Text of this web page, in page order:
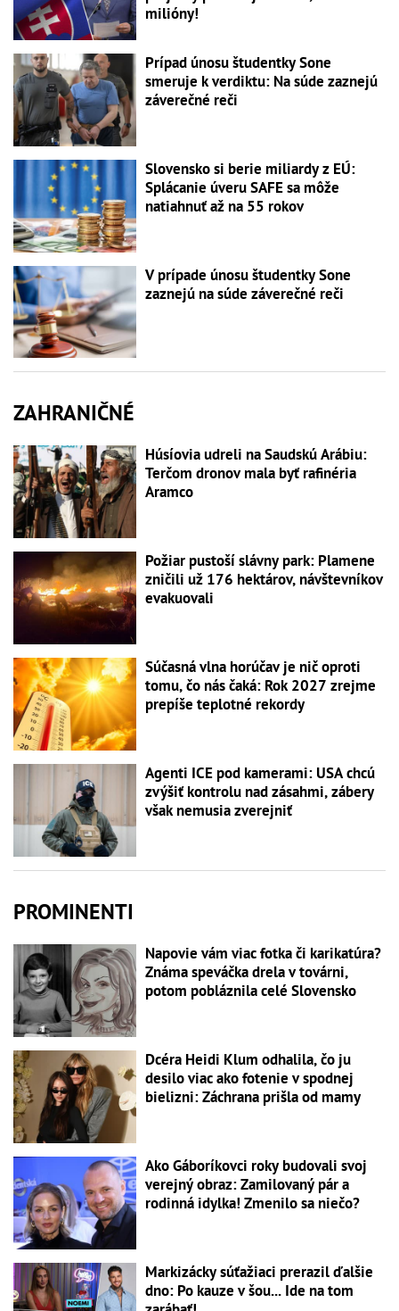
milióny!
Prípad únosu študentky Sone
smeruje k verdiktu: Na súde zaznejú
záverečné reči
Slovensko si berie miliardy z EÚ:
Splácanie úveru SAFE sa môže
natiahnuť až na 55 rokov
V prípade únosu študentky Sone
zaznejú na súde záverečné reči
ZAHRANIČNÉ
Húsíovia udreli na Saudskú Arábiu:
Terčom dronov mala byť rafinéria
Aramco
Požiar pustoší slávny park: Plamene
zničili už 176 hektárov, návštevníkov
evakuovali
Súčasná vlna horúčav je nič oproti
tomu, čo nás čaká: Rok 2027 zrejme
prepíše teplotné rekordy
Agenti ICE pod kamerami: USA chcú
zvýšiť kontrolu nad zásahmi, zábery
však nemusia zverejniť
PROMINENTI
Napovie vám viac fotka či karikatúra?
Známa speváčka drela v továrni,
potom pobláznila celé Slovensko
Dcéra Heidi Klum odhalila, čo ju
desilo viac ako fotenie v spodnej
bielizni: Záchrana prišla od mamy
Ako Gáboríkovci roky budovali svoj
verejný obraz: Zamilovaný pár a
rodinná idylka! Zmenilo sa niečo?
Markizácky súťažiaci prerazil ďalšie
dno: Po kauze v šou... Ide na tom